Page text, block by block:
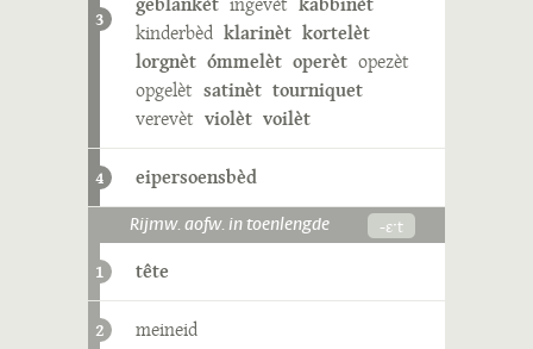
3
kinderbèd klarinèt kortelèt
lorgnèt ómmelèt operèt opezèt
opgelèt satinèt tourniquet
verevèt violèt voilèt
4 eipersoensbèd
Rijmw. aofw. in toenlengde -ɛˑt
1 tête
2 meineid